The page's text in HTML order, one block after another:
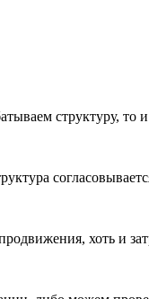
структуру,
хоть и